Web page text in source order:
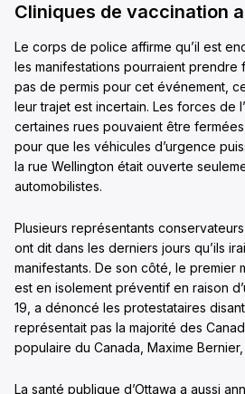
Cliniques de vaccination
Le corps de police affirme qu’il est
les manifestations pourraient prendre
pas de permis pour cet événement,
leur trajet est incertain. Les forces de
certaines rues pouvaient être
pour que les véhicules d’urgence
la rue Wellington était ouverte
automobilistes.
Plusieurs représentants
ont dit dans les derniers jours qu’ils
manifestants. De son côté, le premier
est en isolement préventif en raison
19, a dénoncé les protestataires
représentait pas la majorité des
populaire du Canada, Maxime
La santé publique d’Ottawa a aussi